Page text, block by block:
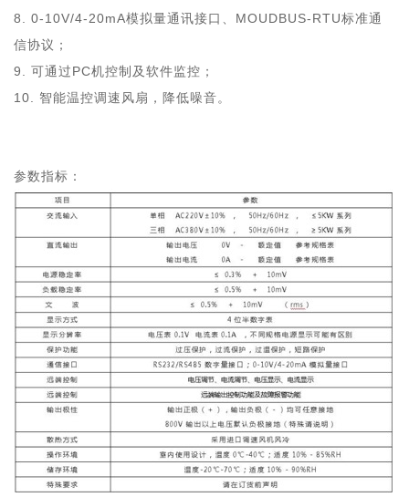
8. 0-10V/4-20mA模拟量通讯接口、MOUDBUS-RTU标准通
信协议；
9. 可通过PC机控制及软件监控；
10. 智能温控调速风扇，降低噪音。
参数指标：